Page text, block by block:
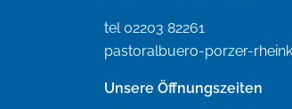
tel 02203 82261
pastoralbuero-porzer-
Unsere Öffnungszeiten